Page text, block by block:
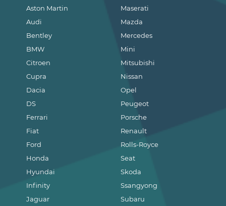
Aston Martin
Audi
Bentley
BMW
Citroen
Cupra
Dacia
DS
Ferrari
Fiat
Ford
Honda
Hyundai
Infinity
Jaguar
Maserati
Mazda
Mercedes
Mini
Mitsubishi
Nissan
Opel
Peugeot
Porsche
Renault
Rolls-Royce
Seat
Skoda
Ssangyong
Subaru